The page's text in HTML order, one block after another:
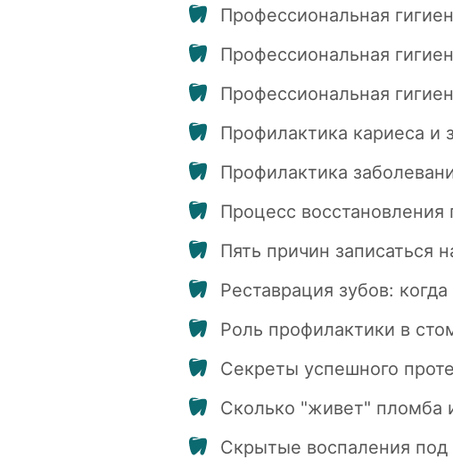
Профессиональная
Профессиональная
Профессиональная
Профилактика кариеса и
Профилактика
Процесс восстановления
Пять причин записаться
Реставрация зубов:
Роль профилактики в
Секреты успешного
Сколько "живет" пломба
Скрытые воспаления под